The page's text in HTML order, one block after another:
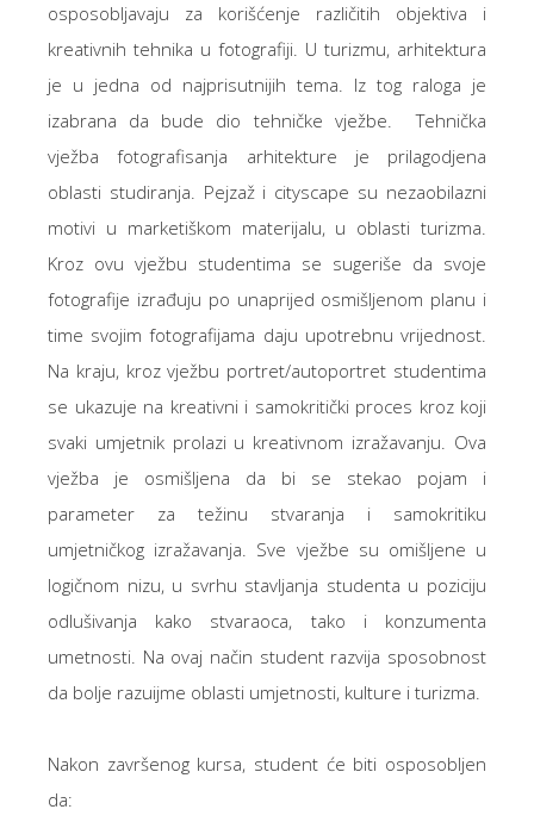
osposobljavaju za korišćenje različitih objektiva i
kreativnih tehnika u fotografiji. U turizmu, arhitektura
je u jedna od najprisutnijih tema. Iz tog raloga je
izabrana da bude dio tehničke vježbe. Tehnička
vježba fotografisanja arhitekture je prilagodjena
oblasti studiranja. Pejzaž i cityscape su nezaobilazni
motivi u marketiškom materijalu, u oblasti turizma.
Kroz ovu vježbu studentima se sugeriše da svoje
fotografije izrađuju po unaprijed osmišljenom planu i
time svojim fotografijama daju upotrebnu vrijednost.
Na kraju, kroz vježbu portret/autoportret studentima
se ukazuje na kreativni i samokritički proces kroz koji
svaki umjetnik prolazi u kreativnom izražavanju. Ova
vježba je osmišljena da bi se stekao pojam i
parameter za težinu stvaranja i samokritiku
umjetničkog izražavanja. Sve vježbe su omišljene u
logičnom nizu, u svrhu stavljanja studenta u poziciju
odlušivanja kako stvaraoca, tako i konzumenta
umetnosti. Na ovaj način student razvija sposobnost
da bolje razuijme oblasti umjetnosti, kulture i turizma.
Nakon završenog kursa, student će biti osposobljen
da: